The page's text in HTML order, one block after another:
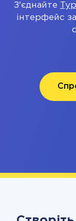
З'єднайте
інтерфейс